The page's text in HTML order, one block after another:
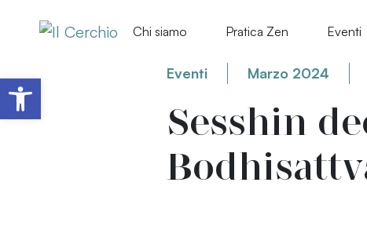
Chi siamo Pratica Zen Eventi
Eventi Marzo 2024
Sesshin
Apri la barra degli strumenti